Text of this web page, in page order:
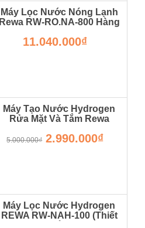
Máy Lọc Nước Nóng Lạnh
Rewa RW-RO.NA-800 Hàng
RW-RO.NA-800
11.040.000₫
Máy Tạo Nước Hydrogen
Rửa Mặt Và Tắm Rewa
5.000.000₫ 2.990.000₫
Máy Lọc Nước Hydrogen
REWA RW-NAH-100 (Thiết